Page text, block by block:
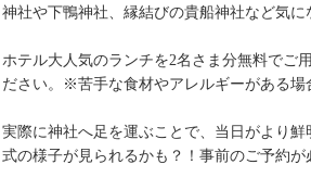
神社や下鴨神社、縁結びの貴船神社など気
ホテル大人気のランチを2名さま分無料でご
ださい。※苦手な食材やアレルギーがある場
実際に神社へ足を運ぶことで、当日がより
式の様子が見られるかも？！事前のご予約